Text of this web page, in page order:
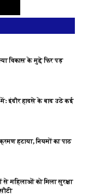
विकास के मुद्दे फिर पड़
इंदौर हादसे के बाद उठे कई
हटाया, नियमों का पाठ
महिलाओं को मिला सुरक्षा